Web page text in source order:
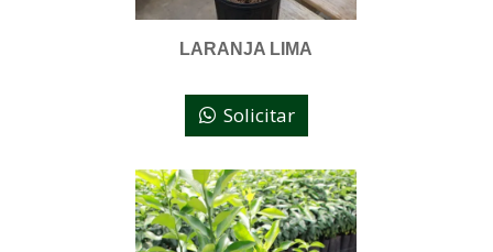
LARANJA LIMA
Solicitar